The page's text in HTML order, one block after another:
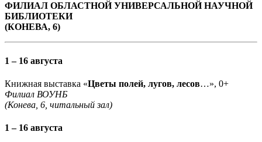
ФИЛИАЛ ОБЛАСТНОЙ УНИВЕРСАЛЬНОЙ НАУЧНОЙ
БИБЛИОТЕКИ
(КОНЕВА, 6)
1 – 16 августа
Книжная выставка «Цветы полей, лугов, лесов…», 0+
Филиал ВОУНБ
(Конева, 6, читальный зал)
1 – 16 августа